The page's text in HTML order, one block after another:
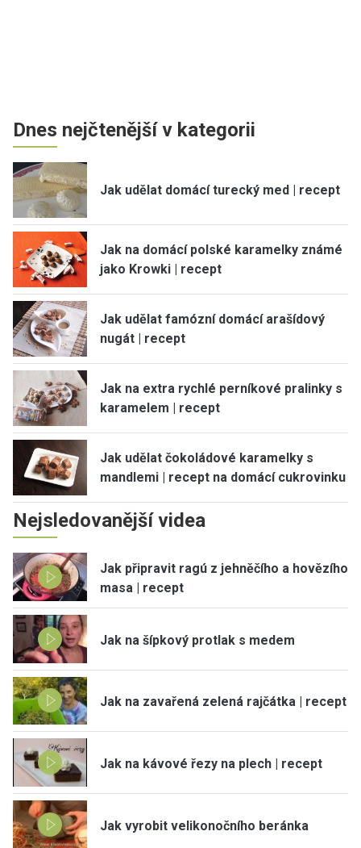
Dnes nejčtenější v kategorii
Jak udělat domácí turecký med | recept
Jak na domácí polské karamelky známé
jako Krowki | recept
Jak udělat famózní domácí arašídový
nugát | recept
Jak na extra rychlé perníkové pralinky s
karamelem | recept
Jak udělat čokoládové karamelky s
mandlemi | recept na domácí cukrovinku
Nejsledovanější videa
Jak připravit ragú z jehněčího a hovězího
masa | recept
Jak na šípkový protlak s medem
Jak na zavařená zelená rajčátka | recept
Jak na kávové řezy na plech | recept
Jak vyrobit velikonočního beránka